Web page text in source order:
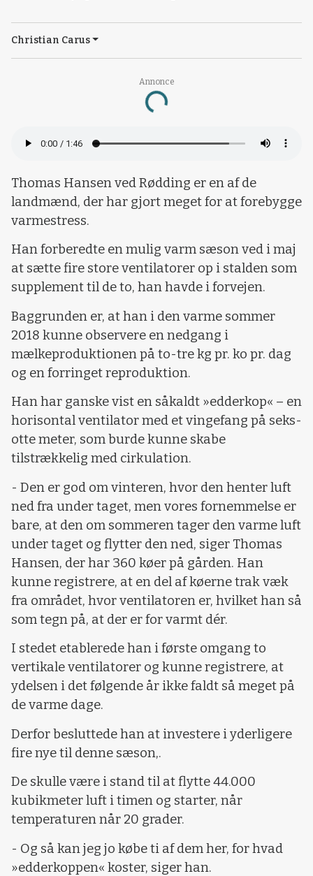
Annonce
Loading...
Christian Carus
Thomas Hansen ved Rødding er en af de
landmænd, der har gjort meget for at forebygge
varmestress.
Han forberedte en mulig varm sæson ved i maj
at sætte fire store ventilatorer op i stalden som
supplement til de to, han havde i forvejen.
Baggrunden er, at han i den varme sommer
2018 kunne observere en nedgang i
mælkeproduktionen på to-tre kg pr. ko pr. dag
og en forringet reproduktion.
Han har ganske vist en såkaldt »edderkop« – en
horisontal ventilator med et vingefang på seks-
otte meter, som burde kunne skabe
tilstrækkelig med cirkulation.
- Den er god om vinteren, hvor den henter luft
ned fra under taget, men vores fornemmelse er
bare, at den om sommeren tager den varme luft
under taget og flytter den ned, siger Thomas
Hansen, der har 360 køer på gården. Han
kunne registrere, at en del af køerne trak væk
fra området, hvor ventilatoren er, hvilket han så
som tegn på, at der er for varmt dér.
I stedet etablerede han i første omgang to
vertikale ventilatorer og kunne registrere, at
ydelsen i det følgende år ikke faldt så meget på
de varme dage.
Derfor besluttede han at investere i yderligere
fire nye til denne sæson,.
De skulle være i stand til at flytte 44.000
kubikmeter luft i timen og starter, når
temperaturen når 20 grader.
- Og så kan jeg jo købe ti af dem her, for hvad
»edderkoppen« koster, siger han.